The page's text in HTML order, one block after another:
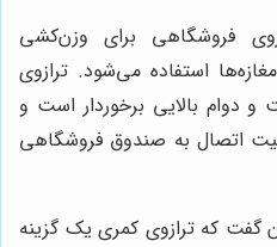
فروشگاهی برای وزن‌کشی
استفاده می‌شود. ترازوی
و دوام بالایی برخوردار است و
اتصال به صندوق فروشگاهی
گفت که ترازوی کمری یک گزینه